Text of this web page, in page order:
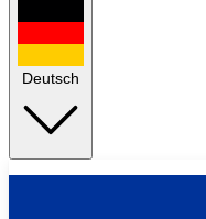
Deutsch